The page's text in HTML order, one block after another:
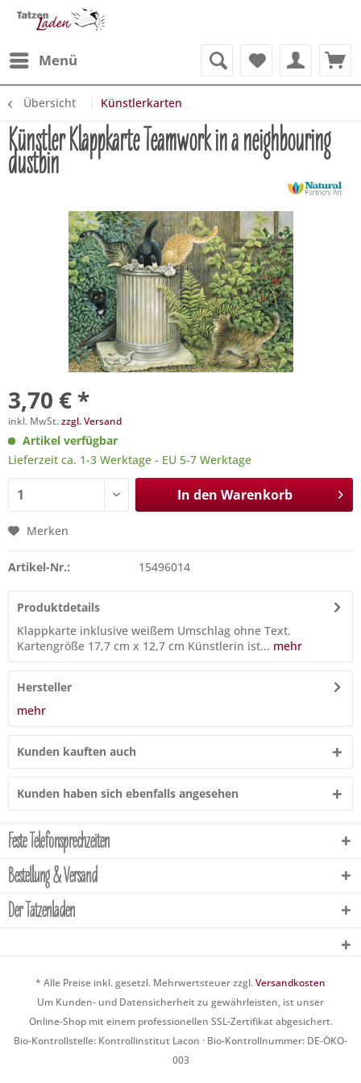
Menü
Übersicht Künstlerkarten
Künstler Klappkarte Teamwork in a neighbouring
dustbin
3,70 € *
inkl. MwSt.zzgl. Versand
Artikel verfügbar
Lieferzeit ca. 1-3 Werktage - EU 5-7 Werktage
In den Warenkorb
Merken
Artikel-Nr.: 15496014
Produktdetails
Klappkarte inklusive weißem Umschlag ohne Text.
Kartengröße 17,7 cm x 12,7 cm Künstlerin ist... mehr
Hersteller
mehr
Kunden kauften auch
Kunden haben sich ebenfalls angesehen
Feste Telefonsprechzeiten
Bestellung & Versand
Der Tatzenladen
* Alle Preise inkl. gesetzl. Mehrwertsteuer zzgl.Versandkosten
Um Kunden- und Datensicherheit zu gewährleisten, ist unser
Online-Shop mit einem professionellen SSL-Zertifikat abgesichert.
Bio-Kontrollstelle: Kontrollinstitut Lacon · Bio-Kontrollnummer: DE-ÖKO-
003